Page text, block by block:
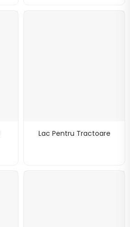
Lac Pentru Tractoare